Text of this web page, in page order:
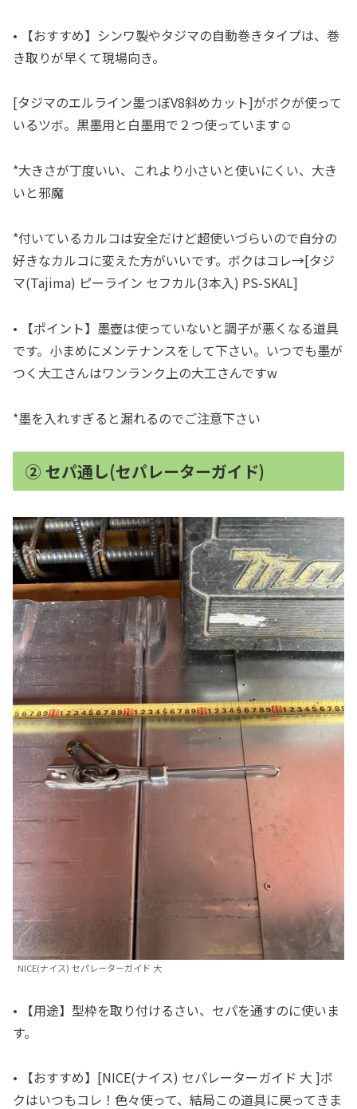
• 【おすすめ】シンワ製やタジマの自動巻きタイプは、巻
き取りが早くて現場向き。
[タジマのエルライン墨つぼV8斜めカット]がボクが使って
いるツボ。黒墨用と白墨用で２つ使っています☺︎
*大きさが丁度いい、これより小さいと使いにくい、大き
いと邪魔
*付いているカルコは安全だけど超使いづらいので自分の
好きなカルコに変えた方がいいです。ボクはコレ→[タジ
マ(Tajima) ピーライン セフカル(3本入) PS-SKAL]
• 【ポイント】墨壺は使っていないと調子が悪くなる道具
です。小まめにメンテナンスをして下さい。いつでも墨が
つく大工さんはワンランク上の大工さんですw
*墨を入れすぎると漏れるのでご注意下さい
② セパ通し(セパレーターガイド)
NICE(ナイス) セパレーターガイド 大
• 【用途】型枠を取り付けるさい、セパを通すのに使いま
す。
• 【おすすめ】[NICE(ナイス) セパレーターガイド 大 ]ボ
クはいつもコレ！色々使って、結局この道具に戻ってきま